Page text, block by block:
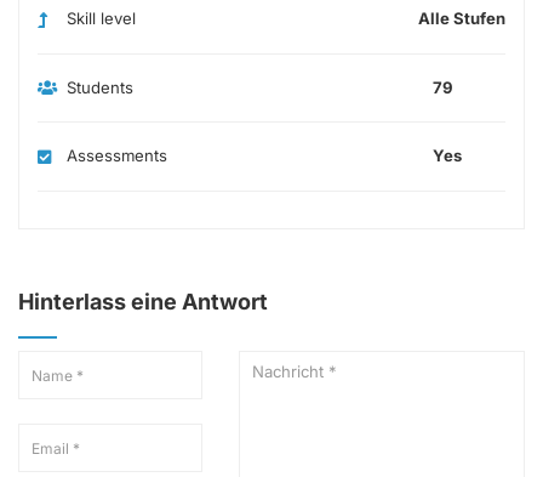
Skill level Alle Stufen
Students 79
Assessments Yes
Hinterlass eine Antwort